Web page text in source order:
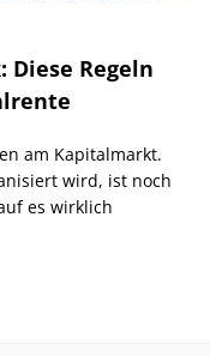
Diese Regeln
am Kapitalmarkt.
wird, ist noch
es wirklich